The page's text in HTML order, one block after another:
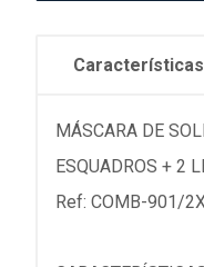
Características
MÁSCARA DE
ESQUADROS + 2
Ref: COMB-901/